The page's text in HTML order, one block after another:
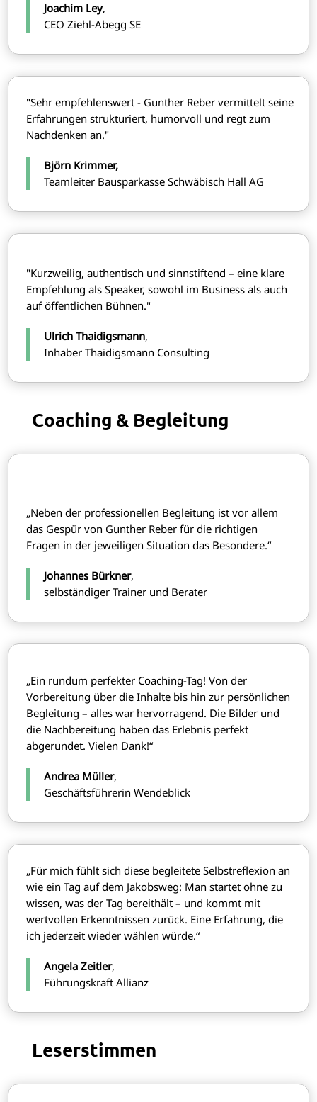
Joachim Ley,
CEO Ziehl-Abegg SE
"Sehr empfehlenswert - Gunther Reber vermittelt seine
Erfahrungen strukturiert, humorvoll und regt zum
Nachdenken an."
Björn Krimmer,
Teamleiter Bausparkasse Schwäbisch Hall AG
"Kurzweilig, authentisch und sinnstiftend – eine klare
Empfehlung als Speaker, sowohl im Business als auch
auf öffentlichen Bühnen."
Ulrich Thaidigsmann,
Inhaber Thaidigsmann Consulting
Coaching & Begleitung
„Neben der professionellen Begleitung ist vor allem
das Gespür von Gunther Reber für die richtigen
Fragen in der jeweiligen Situation das Besondere.“
Johannes Bürkner,
selbständiger Trainer und Berater
„Ein rundum perfekter Coaching-Tag! Von der
Vorbereitung über die Inhalte bis hin zur persönlichen
Begleitung – alles war hervorragend. Die Bilder und
die Nachbereitung haben das Erlebnis perfekt
abgerundet. Vielen Dank!“
Andrea Müller,
Geschäftsführerin Wendeblick
„Für mich fühlt sich diese begleitete Selbstreflexion an
wie ein Tag auf dem Jakobsweg: Man startet ohne zu
wissen, was der Tag bereithält – und kommt mit
wertvollen Erkenntnissen zurück. Eine Erfahrung, die
ich jederzeit wieder wählen würde.“
Angela Zeitler,
Führungskraft Allianz
Leserstimmen